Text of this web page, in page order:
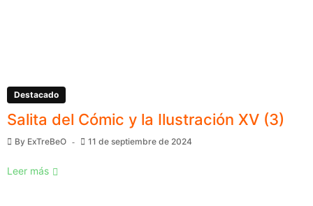
Destacado
Salita del Cómic y la Ilustración XV (3)
By ExTreBeO 11 de septiembre de 2024
Leer más